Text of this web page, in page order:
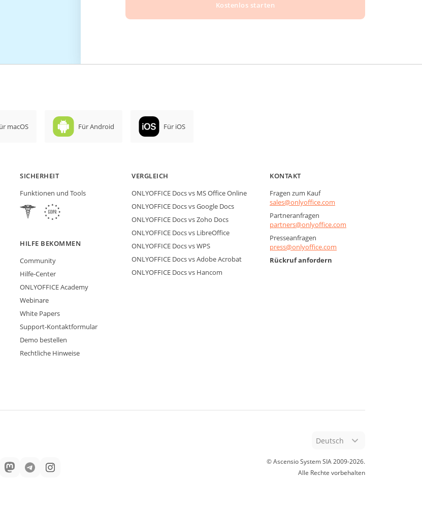
Kostenlos starten
macOS Für Android Für iOS
SICHERHEIT
Funktionen und Tools
HILFE BEKOMMEN
Community
Hilfe-Center
ONLYOFFICE Academy
Webinare
White Papers
Support-Kontaktformular
Demo bestellen
Rechtliche Hinweise
VERGLEICH
ONLYOFFICE Docs vs MS Office Online
ONLYOFFICE Docs vs Google Docs
ONLYOFFICE Docs vs Zoho Docs
ONLYOFFICE Docs vs LibreOffice
ONLYOFFICE Docs vs WPS
ONLYOFFICE Docs vs Adobe Acrobat
ONLYOFFICE Docs vs Hancom
KONTAKT
Fragen zum Kauf
sales@onlyoffice.com
Partneranfragen
partners@onlyoffice.com
Presseanfragen
press@onlyoffice.com
Rückruf anfordern
Deutsch
© Ascensio System SIA 2009-2026.
Alle Rechte vorbehalten